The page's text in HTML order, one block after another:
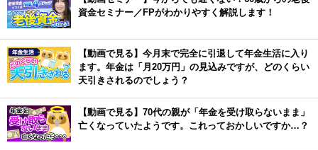
資金セミナー／FPがわかりやすく解説します！
【動画で見る】今月末で完全に引退して年金生活に入り
ます。年金は「月20万円」の見込みですが、どのくらい
天引きされるのでしょう？
【動画で見る】70代の親が「年金を受け取らないまま」
亡くなっていたようです。これっておかしいですか…？